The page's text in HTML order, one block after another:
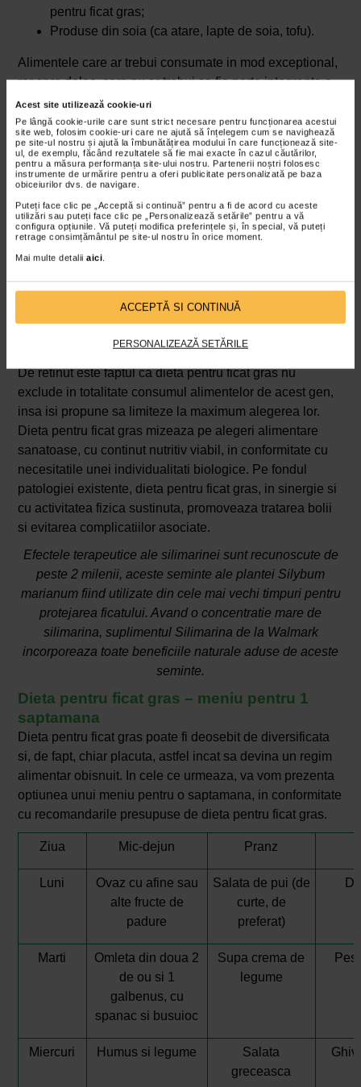
Acest site utilizează cookie-uri
Pe lângă cookie-urile care sunt strict necesare pentru funcționarea acestui
site web, folosim cookie-uri care ne ajută să înțelegem cum se navighează
pe site-ul nostru și ajută la îmbunătățirea modului în care funcționează site-
ul, de exemplu, făcând rezultatele să fie mai exacte în cazul căutărilor,
pentru a măsura performanța site-ului nostru. Partenerii noștri folosesc
instrumente de urmărire pentru a oferi publicitate personalizată pe baza
obiceiurilor dvs. de navigare.
Puteți face clic pe „Acceptă si continuă” pentru a fi de acord cu aceste
utilizări sau puteți face clic pe „Personalizează setările” pentru a vă
configura opțiunile. Vă puteți modifica preferințele și, în special, vă puteți
retrage consimțământul pe site-ul nostru în orice moment.
Mai multe detalii aici
ACCEPTĂ SI CONTINUĂ
PERSONALIZEAZĂ SETĂRILE
pentru ficat gras;
Produse din soia (ca atare, lapte de soia, tofu).
Alimentele care ar trebui consumate in mod exceptional,
rar spre deloc, care nu ar trebui sa fie parte integranta a
regimului alimentar zilnic din dieta pentru ficat gras, sunt:
Sucurile, bauturile indulcite, cu exces de zahar;
Untul;
Produsele de patiserie si cofetarie (bogate in
grasimi trans si carbohidrati rafinati);
Alimentele procesate, carnea rosie;
Alimentele de tip fast-food, semipreparate si
congelate;
Alimentele sarate;
Alimentele prajite;
Carbohidratii rafinati;
Produsele de origine animala (lapte, iaurt, oua).
De retinut este faptul ca dieta pentru ficat gras nu
exclude in totalitate consumul alimentelor de acest gen,
insa isi propune sa limiteze la maximum alegerea lor.
Dieta pentru ficat gras mizeaza pe alegeri alimentare
sanatoase, cu continut nutritiv viabil, in conformitate cu
necesitatile unei individualitati biologice. Pe fondul
patologiei existente, dieta pentru ficat gras, in sinergie si
cu activitatea fizica sustinuta, promoveaza tratarea bolii
si evitarea complicatiilor asociate.
Efectele terapeutice ale silimarinei sunt recunoscute de
peste 2 milenii, aceste seminte ale plantei Silybum
marianum fiind utilizate din cele mai vechi timpuri pentru
protejarea ficatului. Avand o concentratie mare de
silimarina, suplimentul Silimarina de la Walmark
incorporeaza toate beneficiile naturale aduse de aceste
seminte.
Dieta pentru ficat gras – meniu pentru 1
saptamana
Dieta pentru ficat gras poate fi deosebit de diversificata
si, de fapt, chiar placuta, astfel incat sa devina un regim
alimentar obisnuit. In cele ce urmeaza, va vom prezenta
optiunea unui meniu pentru o saptamana, in conformitate
cu recomandarile presupuse de dieta pentru ficat gras.
Ziua Mic-dejun Pranz
Luni
Ovaz cu afine sau
alte fructe de
padure
Salata de pui (de
curte, de
preferat)
Marti
Omleta din doua 2
de ou si 1
galbenus, cu
spanac si busuioc
Supa crema de
legume
Miercuri Humus si legume
Salata
greceasca